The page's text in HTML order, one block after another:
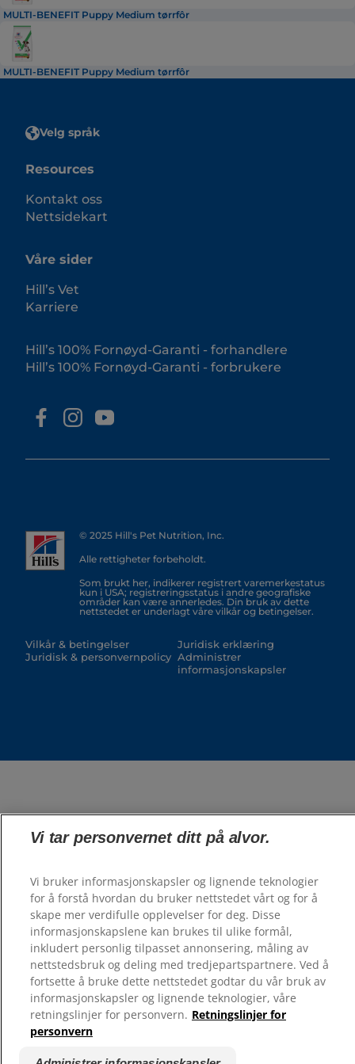
MULTI-BENEFIT Puppy Medium tørrfôr
MULTI-BENEFIT Puppy Medium tørrfôr
Velg språk
Resources
Kontakt oss
Nettsidekart
Våre sider
Hill’s Vet
Karriere
Hill’s 100% Fornøyd-Garanti - forhandlere
Hill’s 100% Fornøyd-Garanti - forbrukere
© 2025 Hill's Pet Nutrition, Inc.
Alle rettigheter forbeholdt.
Som brukt her, indikerer registrert varemerkestatus
kun i USA; registreringsstatus i andre geografiske
områder kan være annerledes. Din bruk av dette
nettstedet er underlagt våre vilkår og betingelser.
Vilkår & betingelser
Juridisk & personvernpolicy
Juridisk erklæring
Administrer
informasjonskapsler
Vi tar personvernet ditt på alvor.
Vi bruker informasjonskapsler og lignende teknologier
for å forstå hvordan du bruker nettstedet vårt og for å
skape mer verdifulle opplevelser for deg. Disse
informasjonskapslene kan brukes til ulike formål,
inkludert personlig tilpasset annonsering, måling av
nettstedsbruk og deling med tredjepartspartnere. Ved å
fortsette å bruke dette nettstedet godtar du vår bruk av
informasjonskapsler og lignende teknologier, våre
retningslinjer for personvern. Retningslinjer for
personvern